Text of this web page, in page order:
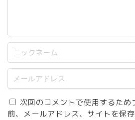
次回のコメントで使用するため
前、メールアドレス、サイトを保存